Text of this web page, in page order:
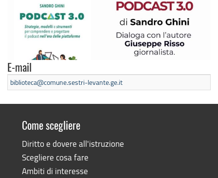
E-mail
biblioteca@comune.sestri-levante.ge.it
Come scegliere
Diritto e dovere all'istruzione
Scegliere cosa fare
Ambiti di interesse